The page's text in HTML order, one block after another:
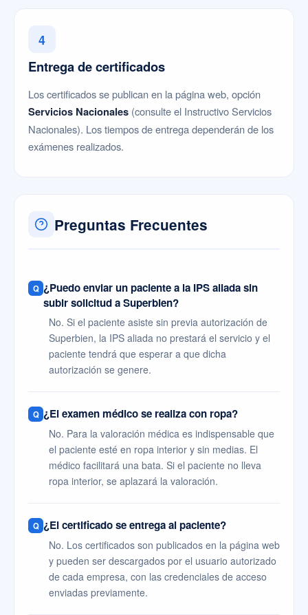
4
Entrega de certificados
Los certificados se publican en la página web, opción
Servicios Nacionales (consulte el Instructivo Servicios
Nacionales). Los tiempos de entrega dependerán de los
exámenes realizados.
Preguntas Frecuentes
¿Puedo enviar un paciente a la IPS aliada sin
subir solicitud a Superbien?
No. Si el paciente asiste sin previa autorización de
Superbien, la IPS aliada no prestará el servicio y el
paciente tendrá que esperar a que dicha
autorización se genere.
¿El examen médico se realiza con ropa?
No. Para la valoración médica es indispensable que
el paciente esté en ropa interior y sin medias. El
médico facilitará una bata. Si el paciente no lleva
ropa interior, se aplazará la valoración.
¿El certificado se entrega al paciente?
No. Los certificados son publicados en la página web
y pueden ser descargados por el usuario autorizado
de cada empresa, con las credenciales de acceso
enviadas previamente.